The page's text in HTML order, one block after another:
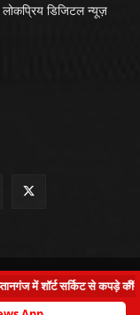
डिजिटल न्यूज़
×
में शॉर्ट सर्किट से कपड़े की